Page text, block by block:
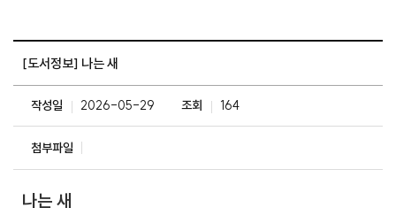
[도서정보] 나는 새
작성일 2026-05-29 조회 164
첨부파일
나는 새